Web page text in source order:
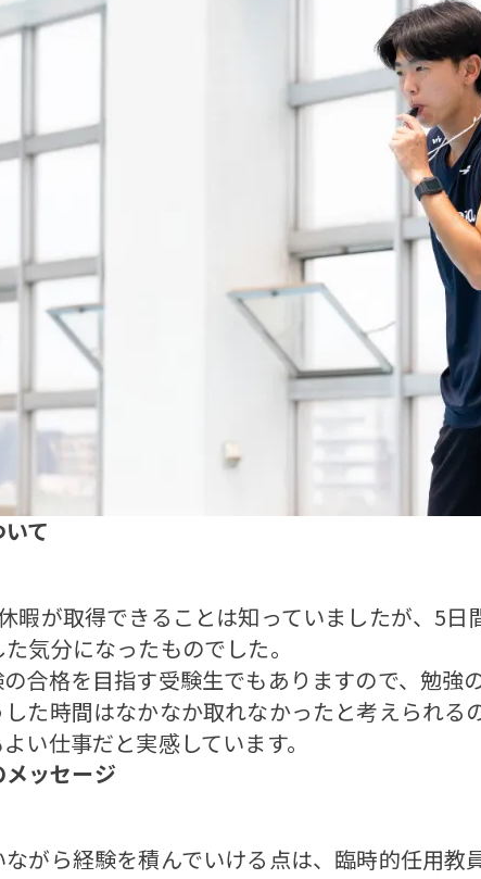
て
暇が取得できることは知っていましたが、5日
気分になったものでした。
合格を目指す受験生でもありますので、勉強
た時間はなかなか取れなかったと考えられる
い仕事だと実感しています。
ッセージ
がら経験を積んでいける点は、臨時的任用教